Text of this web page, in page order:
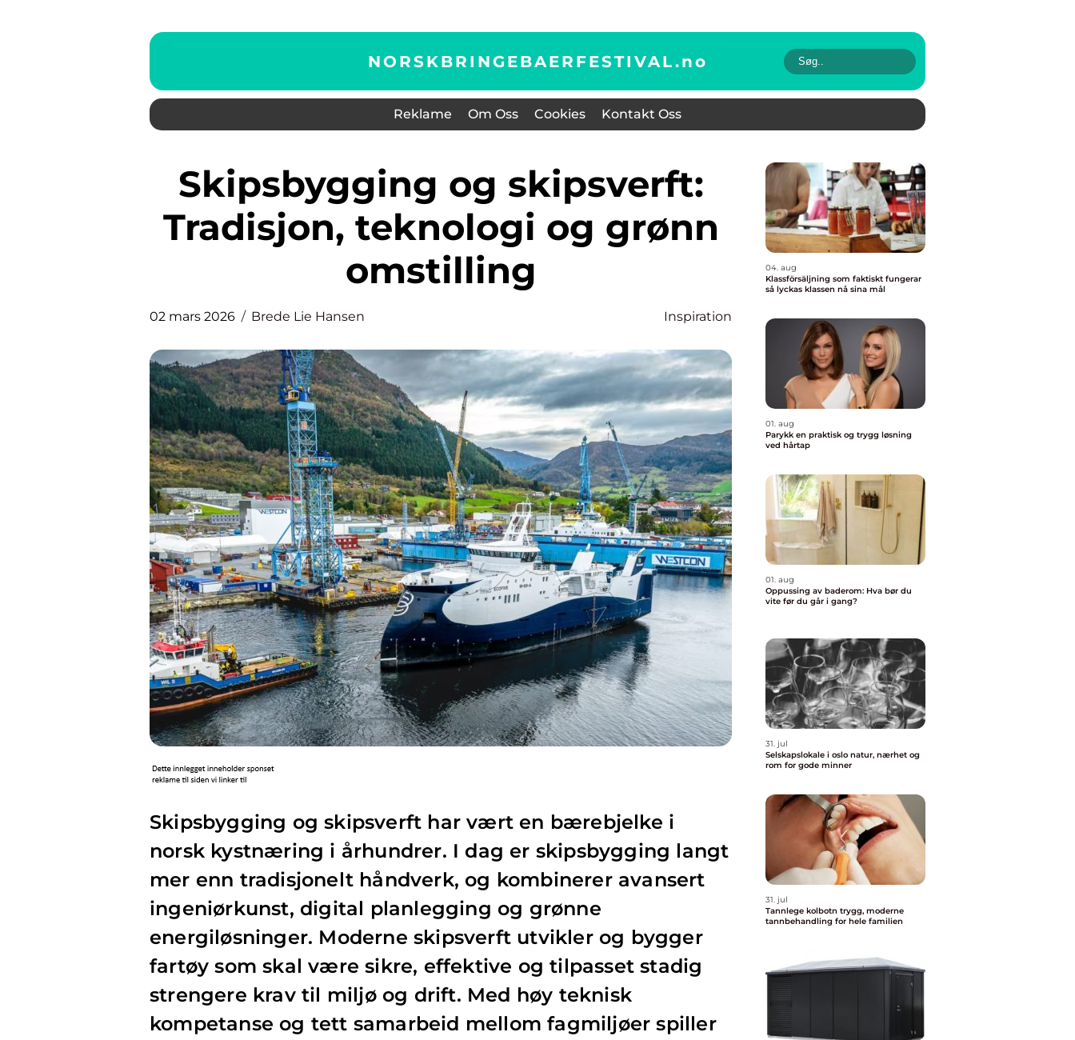
NORSKBRINGEBAERFESTIVAL.no
Reklame Om Oss Cookies Kontakt Oss
Skipsbygging og skipsverft:
Tradisjon, teknologi og grønn
omstilling
02 mars 2026 Brede Lie Hansen Inspiration
Skipsbygging og skipsverft har vært en bærebjelke i
norsk kystnæring i århundrer. I dag er skipsbygging langt
mer enn tradisjonelt håndverk, og kombinerer avansert
ingeniørkunst, digital planlegging og grønne
energiløsninger. Moderne skipsverft utvikler og bygger
fartøy som skal være sikre, effektive og tilpasset stadig
strengere krav til miljø og drift. Med høy teknisk
kompetanse og tett samarbeid mellom fagmiljøer spiller
04. aug
Klassförsäljning som faktiskt fungerar
så lyckas klassen nå sina mål
01. aug
Parykk en praktisk og trygg løsning
ved hårtap
01. aug
Oppussing av baderom: Hva bør du
vite før du går i gang?
31. jul
Selskapslokale i oslo natur, nærhet og
rom for gode minner
31. jul
Tannlege kolbotn trygg, moderne
tannbehandling for hele familien